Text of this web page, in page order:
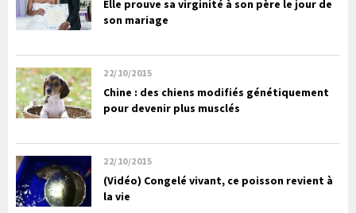
Elle prouve sa virginité à son père le jour de
son mariage
22/10/2015
Chine : des chiens modifiés génétiquement
pour devenir plus musclés
22/10/2015
(Vidéo) Congelé vivant, ce poisson revient à
la vie